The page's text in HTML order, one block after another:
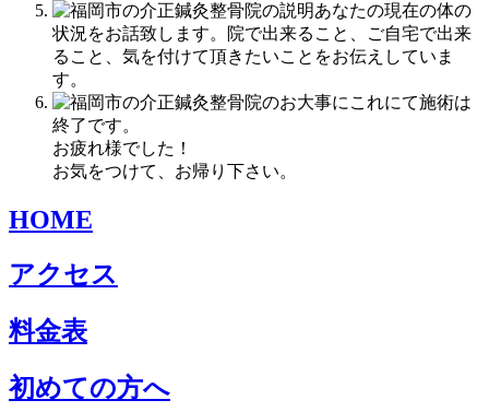
あなたの現在の体の
状況をお話致します。院で出来ること、ご自宅で出来
ること、気を付けて頂きたいことをお伝えしていま
す。
これにて施術は
終了です。
お疲れ様でした！
お気をつけて、お帰り下さい。
HOME
アクセス
料金表
初めての方へ